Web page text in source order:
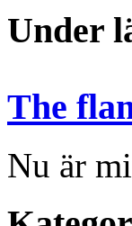
Under
The
Nu är